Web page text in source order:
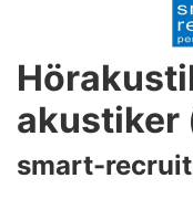
akustiker
smart-